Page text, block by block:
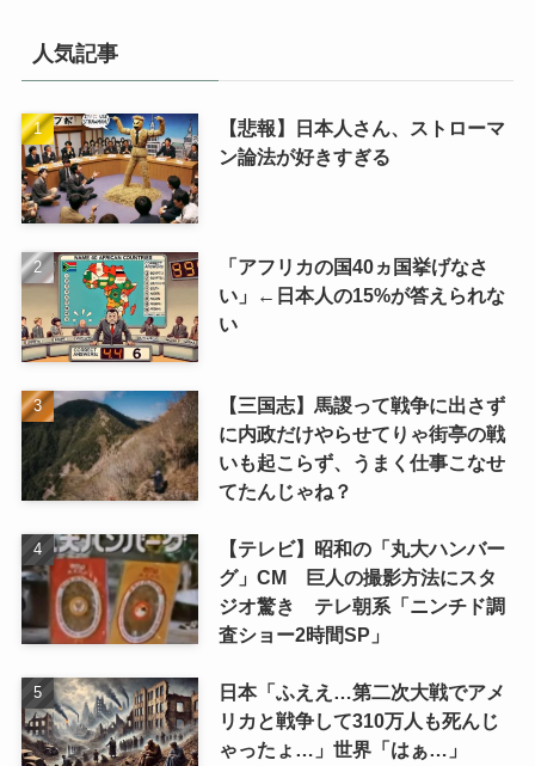
人気記事
【悲報】日本人さん、ストローマ
ン論法が好きすぎる
「アフリカの国40ヵ国挙げなさ
い」←日本人の15%が答えられな
い
【三国志】馬謖って戦争に出さず
に内政だけやらせてりゃ街亭の戦
いも起こらず、うまく仕事こなせ
てたんじゃね？
【テレビ】昭和の「丸大ハンバー
グ」CM 巨人の撮影方法にスタ
ジオ驚き テレ朝系「ニンチド調
査ショー2時間SP」
日本「ふええ…第二次大戦でアメ
リカと戦争して310万人も死んじ
ゃったょ…」世界「はぁ…」